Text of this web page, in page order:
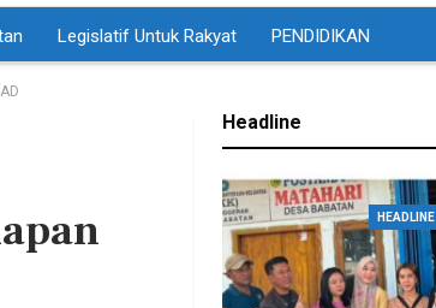
Legislatif Untuk Rakyat PENDIDIKAN
Headline
HEADLINE